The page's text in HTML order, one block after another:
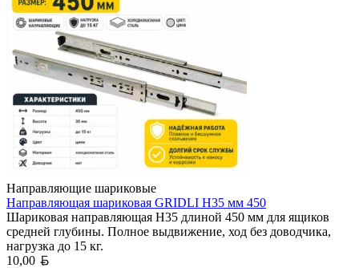
Направляющие шариковые
Направляющая шариковая GRIDLI Н35 мм 450
Шариковая направляющая H35 длиной 450 мм для ящиков
средней глубины. Полное выдвижение, ход без доводчика,
нагрузка до 15 кг.
10,00